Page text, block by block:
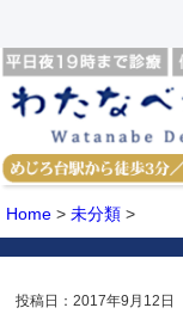
Home > 未分類 >
投稿日：2017年9月12日